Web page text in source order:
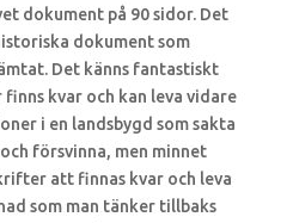
dokument på 90 sidor. Det
dokument som
Det känns fantastiskt
kvar och kan leva vidare
i en landsbygd som sakta
försvinna, men minnet
att finnas kvar och leva
som man tänker tillbaks